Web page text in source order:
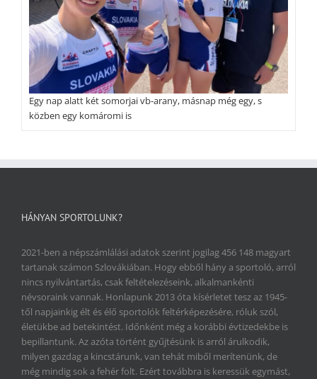
Egy nap alatt két somorjai vb-arany, másnap még egy, s
közben egy komáromi is
HÁNYAN SPORTOLUNK?
2021-ben a népszámlálási adatok szerint jogilag 456 148 magyart
tartanak számon Szlovákiában. Hogy ebből hány a sportoló, arról
nincs nyilvántartás, csak feltételezéseink, alkalmankénti
névsoraink vannak. Honlapunk 2013 óta kísérletet tesz az 1945-
től napjainkig élt és élő sportolók feltérképezésére, róluk szól,
életükbe ad betekintést. Időnként még a korábbi évtizedekbe is
bepillantunk. Az azóta történt gyűjtésünk is arról árulkodik,
milyen gazdag a kincstárunk, van tehát miből merítenünk, de
még mindig sok a fehér folt. Ezért továbbra is keressük egymást,